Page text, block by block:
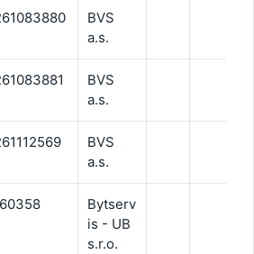
BVS
a.s.
BVS
a.s.
BVS
a.s.
Bytserv
is - UB
s.r.o.